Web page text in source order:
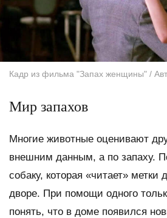
Кадр из фильма "Запах женщины" /
Мир запахов
Многие животные оценивают
внешним данным, а по запаху.
собаку, которая «читает» метки
дворе. При помощи одного
понять, что в доме появился